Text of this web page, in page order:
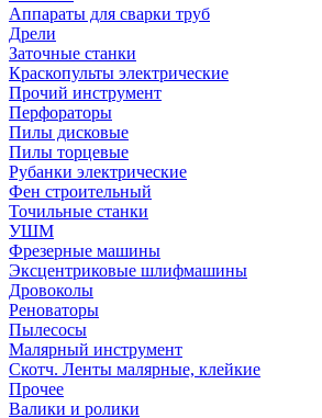
Аппараты для сварки труб
Дрели
Заточные станки
Краскопульты электрические
Прочий инструмент
Перфораторы
Пилы дисковые
Пилы торцевые
Рубанки электрические
Фен строительный
Точильные станки
УШМ
Фрезерные машины
Эксцентриковые шлифмашины
Дровоколы
Реноваторы
Пылесосы
Малярный инструмент
Скотч. Ленты малярные, клейкие
Прочее
Валики и ролики